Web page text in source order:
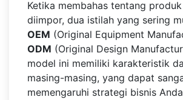
Ketika membahas tentang
diimpor, dua istilah yang sering
OEM (Original Equipment
ODM (Original Design
model ini memiliki karakteristik
masing-masing, yang dapat
memengaruhi strategi bisnis